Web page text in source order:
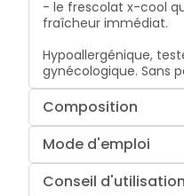
- le frescolat x-cool
fraîcheur immédiat.
Hypoallergénique,
gynécologique. Sans
Composition
Mode d'emploi
Conseil d'utilisation